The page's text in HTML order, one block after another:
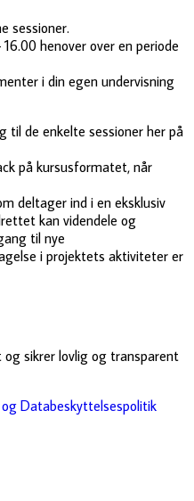
sessioner.
henover over en periode
i din egen undervisning
til de enkelte sessioner her på
på kursusformatet, når
deltager ind i en eksklusiv
kan videndele og
til nye
i projektets aktiviteter er
sikrer lovlig og transparent
Databeskyttelsespolitik